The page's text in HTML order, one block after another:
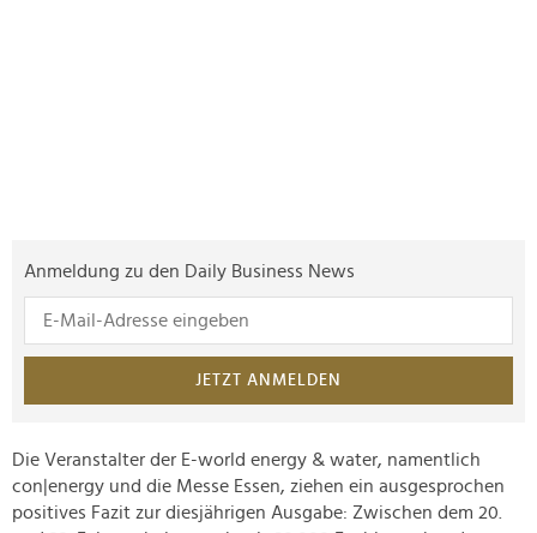
Anmeldung zu den Daily Business News
JETZT ANMELDEN
Die Veranstalter der E-world energy & water, namentlich
con|energy und die Messe Essen, ziehen ein ausgesprochen
positives Fazit zur diesjährigen Ausgabe: Zwischen dem 20.